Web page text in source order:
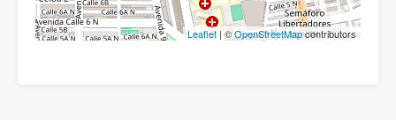
Leaflet | ©OpenStreetMapcontributors